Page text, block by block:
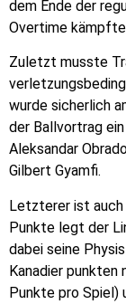
dem Ende der
Overtime
Zuletzt musste
wurde sicherlich
der Ballvortrag
Aleksandar
Gilbert Gyamfi.
Letzterer ist auch
Punkte legt der
dabei seine
Kanadier punkten
Punkte pro Spiel)